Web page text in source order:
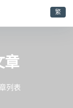
繁
章
列表